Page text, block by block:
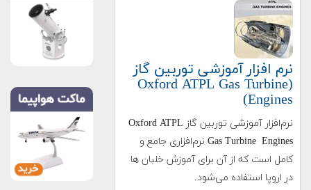
نرم افزار آموزشی توربین گاز
(Oxford ATPL Gas Turbine
Engines)
نرم‌افزار آموزشی توربین گاز Oxford ATPL
Gas Turbine Engines نرم‌افزاری جامع و
کامل است که از آن برای آموزش خلبان ها
در اروپا استفاده می‌شود.